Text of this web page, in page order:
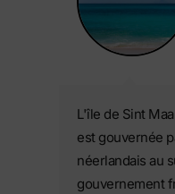
L'île de Sint
est gouvernée
néerlandais au
gouvernement